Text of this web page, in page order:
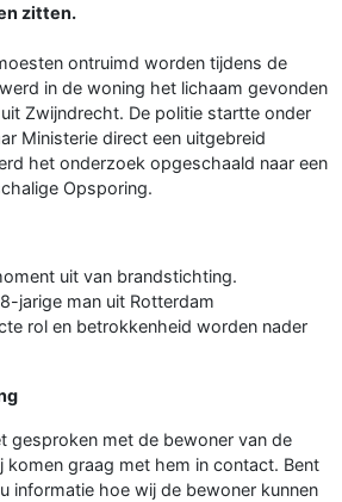
zitten.
ontruimd worden tijdens de
in de woning het lichaam gevonden
Zwijndrecht. De politie startte onder
Ministerie direct een uitgebreid
het onderzoek opgeschaald naar een
Opsporing.
uit van brandstichting.
jarige man uit Rotterdam
rol en betrokkenheid worden nader
gesproken met de bewoner van de
komen graag met hem in contact. Bent
informatie hoe wij de bewoner kunnen